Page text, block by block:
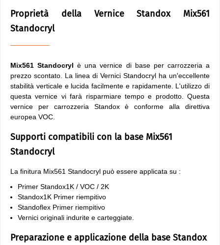
Proprietà della Vernice Standox Mix561
Standocryl
Mix561 Standocrylè una vernice di base per carrozzeria a
prezzo scontato. La linea di Vernici Standocryl ha un'eccellente
stabilità verticale e lucida facilmente e rapidamente. L'utilizzo di
questa vernice vi farà risparmiare tempo e prodotto. Questa
vernice per carrozzeria Standox è conforme alla direttiva
europea VOC.
Supporti compatibili con la base Mix561
Standocryl
La finitura Mix561 Standocryl può essere applicata su :
Primer Standox1K / VOC / 2K
Standox1K Primer riempitivo
Standoflex Primer riempitivo
Vernici originali indurite e carteggiate.
Preparazione e applicazione della base Standox